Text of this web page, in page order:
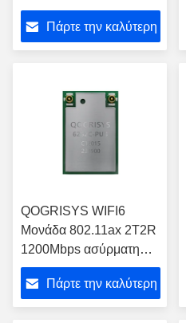
Μονάδα ασύρματου
σημείου πρόσβασης με
BT
Πάρτε την καλύτερη
QOGRISYS WIFI6
Μονάδα 802.11ax 2T2R
1200Mbps ασύρματη
μονάδα wifi νέα μονάδα
wifi6 6252C-PUB
Πάρτε την καλύτερη